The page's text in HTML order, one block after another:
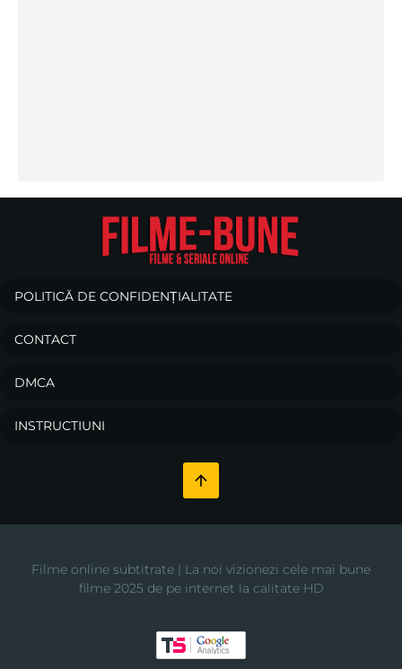
POLITICĂ DE CONFIDENȚIALITATE
CONTACT
DMCA
INSTRUCTIUNI
Filme online subtitrate | La noi vizionezi cele mai bune
filme 2025 de pe internet la calitate HD